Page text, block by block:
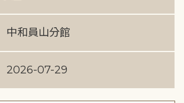
中和員山分館
2026-07-29